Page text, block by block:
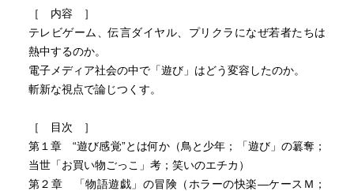
同調のメディア
［ 内容 ］
テレビゲーム、伝言ダイヤル、プリクラになぜ若者たちは
熱中するのか。
電子メディア社会の中で「遊び」はどう変容したのか。
斬新な視点で論じつくす。
［ 目次 ］
第１章 “遊び感覚”とは何か（鳥と少年；「遊び」の簒奪；
当世「お買い物ごっこ」考；笑いのエチカ）
第２章 「物語遊戯」の冒険（ホラーの快楽―ケースＭ；